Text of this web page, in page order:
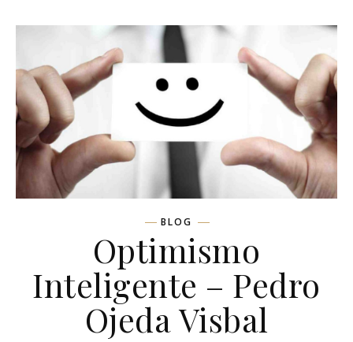
BLOG
Optimismo
Inteligente – Pedro
Ojeda Visbal